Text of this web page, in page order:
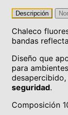
Descripción
Chaleco
bandas
Diseño que
para
seguridad.
Composición